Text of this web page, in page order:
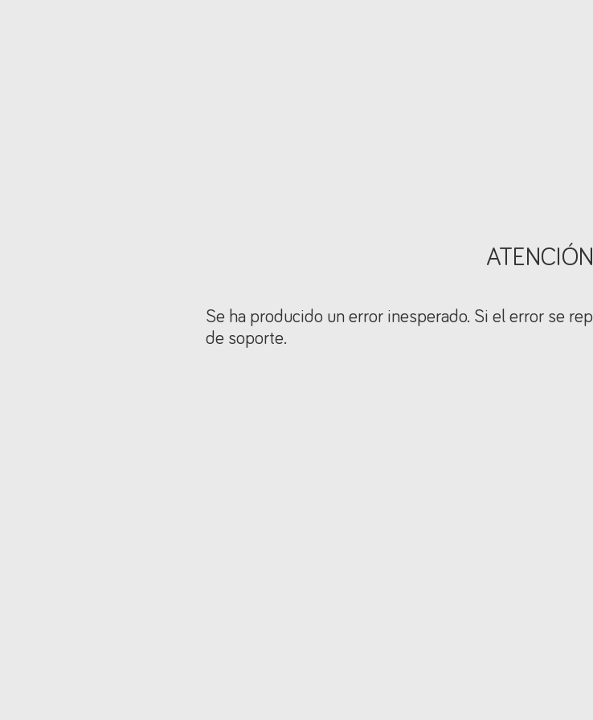
ATENCIÓN
Se ha producido un error inesperado. Si el error se
de soporte.